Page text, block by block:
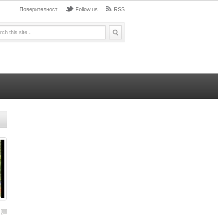
Поверителност Follow us RSS